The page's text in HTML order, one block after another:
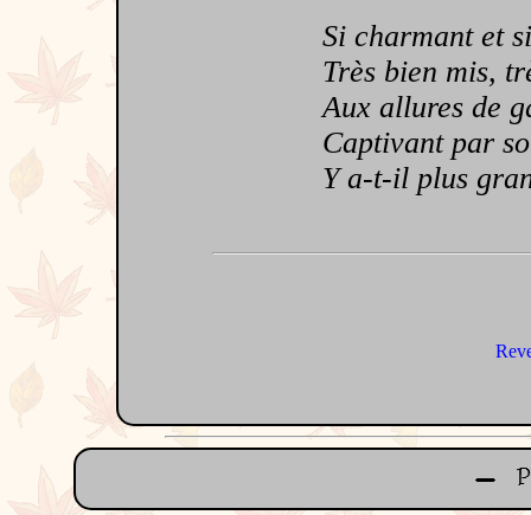
Si charmant et
Très bien mis,
Aux allures de
Captivant par
Y a-t-il plus